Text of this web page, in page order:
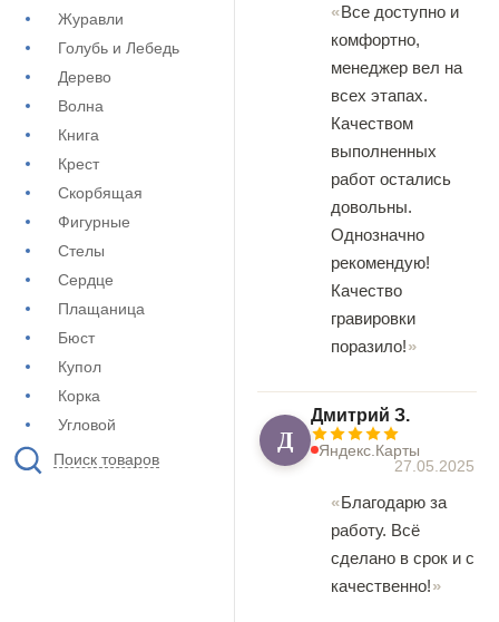
Журавли
Голубь и Лебедь
Дерево
Волна
Книга
Крест
Скорбящая
Фигурные
Стелы
Сердце
Плащаница
Бюст
Купол
Корка
Угловой
Поиск товаров
Все доступно и
комфортно,
менеджер вел на
всех этапах.
Качеством
выполненных
работ остались
довольны.
Однозначно
рекомендую!
Качество
гравировки
поразило!
Д
Дмитрий З.
Яндекс.Карты
27.05.2025
Благодарю за
работу. Всё
сделано в срок и с
качественно!